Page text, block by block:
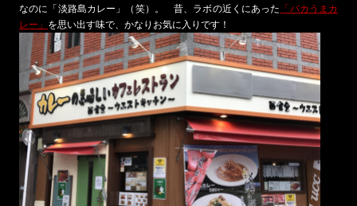
なのに「淡路島カレー」（笑）。 昔、ラボの近くにあった 「バカうまカ
レー」 を思い出す味で、かなりお気に入りです！